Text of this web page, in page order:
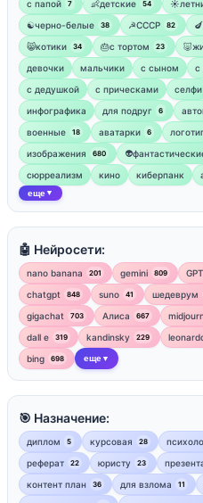
‍с папой 7 👶детские 54
☯︎черно-белые 38 ☭СССР 82
😸котики 34 🎂с тортом 23
девочки
мальчики с сыном с
с дедушкой
с прическами селфи
инфографика
для подруг 6
военные 18 аватарки 6
изображения 680
сюрреализм кино киберпанк
еще ▼
🤖 Нейросети:
nano banana 201 gemini 809
chatgpt 848 suno 41 шедеврум
gigachat 703 Алиса 667
dall e 319 kandinsky 229
bing 698 еще ▼
🎯 Назначение:
диплом 5 курсовая 28
реферат 22 юристу 23
контент план 36 для взлома 11